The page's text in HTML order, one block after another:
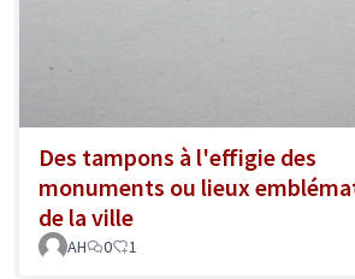
Des tampons à l'effigie des
monuments ou lieux
de la ville
AH 0 1